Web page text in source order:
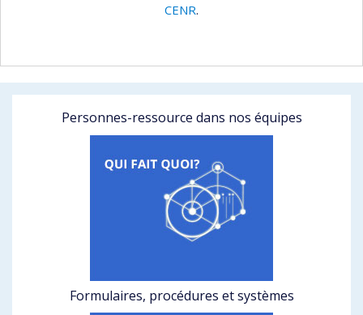
CENR.
Personnes-ressource dans nos équipes
Formulaires, procédures et systèmes